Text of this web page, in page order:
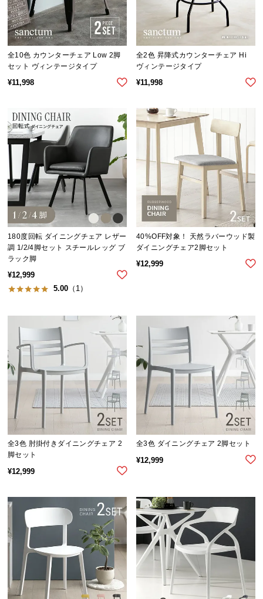
情
報
o.,
全10色 カウンターチェア Low 2脚
セット ヴィンテージタイプ
¥11,998
全2色 昇降式カウンターチェア Hi
ヴィンテージタイプ
¥11,998
180度回転 ダイニングチェア レザー
調 1/2/4脚セット スチールレッグ ブ
ラック脚
¥12,999
5.00 （1）
40%OFF対象！ 天然ラバーウッド製
ダイニングチェア2脚セット
¥12,999
全3色 肘掛付きダイニングチェア 2
脚セット
¥12,999
全3色 ダイニングチェア 2脚セット
¥12,999